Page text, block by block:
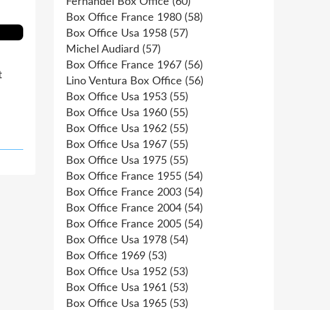
Box Office France 1980 (58)
Box Office Usa 1958 (57)
Michel Audiard (57)
Box Office France 1967 (56)
Lino Ventura Box Office (56)
Box Office Usa 1953 (55)
Box Office Usa 1960 (55)
Box Office Usa 1962 (55)
Box Office Usa 1967 (55)
Box Office Usa 1975 (55)
Box Office France 1955 (54)
Box Office France 2003 (54)
Box Office France 2004 (54)
Box Office France 2005 (54)
Box Office Usa 1978 (54)
Box Office 1969 (53)
Box Office Usa 1952 (53)
Box Office Usa 1961 (53)
Box Office Usa 1965 (53)